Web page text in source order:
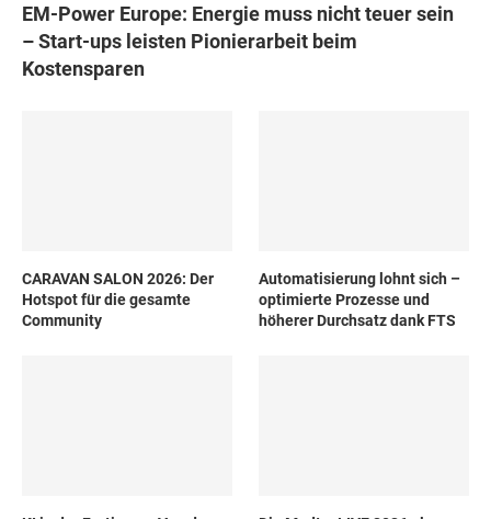
EM-Power Europe: Energie muss nicht teuer sein
– Start-ups leisten Pionierarbeit beim
Kostensparen
CARAVAN SALON 2026: Der
Hotspot für die gesamte
Community
Automatisierung lohnt sich –
optimierte Prozesse und
höherer Durchsatz dank FTS